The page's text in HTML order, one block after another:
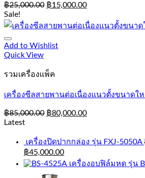
฿25,000.00 ฿15,000.00
Sale!
Add to Wishlist
Quick View
รวมเครื่องแพ็ค
เครื่องซีลสายพานต่อเนื่องแนวตั้งขนาดให
฿85,000.00 ฿80,000.00
Latest
เครื่องปิดปากกล่อง รุ่น FXJ-5050A
฿45,000.00
เครื่องอบฟิล์มหด รุ่น